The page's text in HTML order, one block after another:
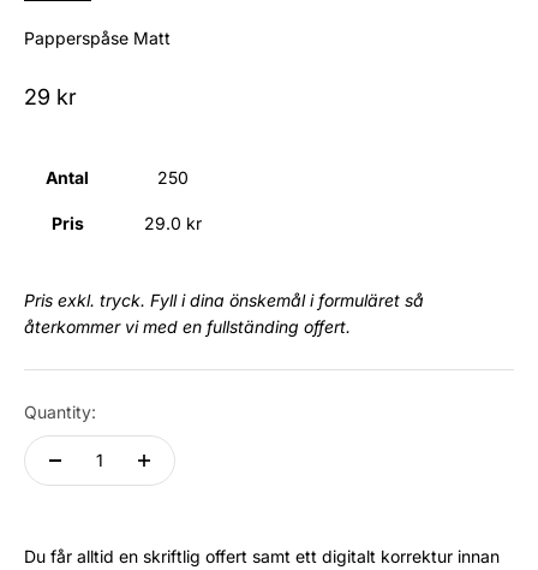
Papperspåse Matt
Sale price
29 kr
Antal
Pris
250
29.0 kr
Pris exkl. tryck. Fyll i dina önskemål i formuläret så
återkommer vi med en fullständing offert.
Quantity:
Du får alltid en skriftlig offert samt ett digitalt korrektur innan